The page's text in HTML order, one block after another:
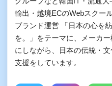
輸出・越境ECのWebスクー
ブランド運営 「日本の心を
を。」をテーマに、メーカ
にしながら、日本の伝統・
支援をしています。